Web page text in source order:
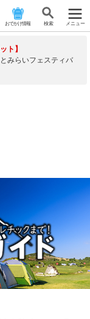
おでかけ情報 検 索 メニュー
ト】
みらいフェスティバ